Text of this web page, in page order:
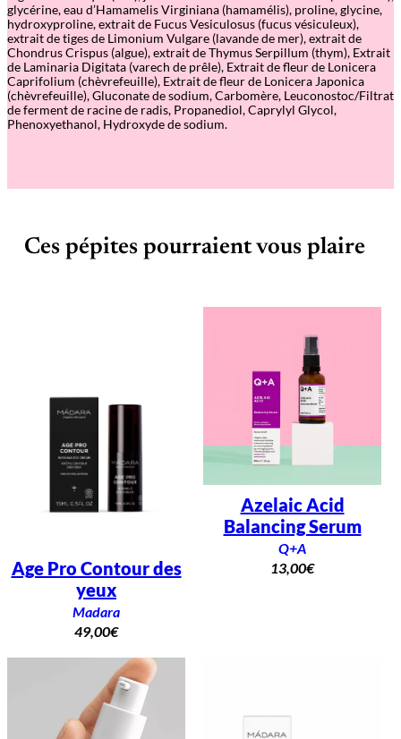
glycérine, eau d’Hamamelis Virginiana (hamamélis), proline, glycine,
hydroxyproline, extrait de Fucus Vesiculosus (fucus vésiculeux),
extrait de tiges de Limonium Vulgare (lavande de mer), extrait de
Chondrus Crispus (algue), extrait de Thymus Serpillum (thym), Extrait
de Laminaria Digitata (varech de prêle), Extrait de fleur de Lonicera
Caprifolium (chèvrefeuille), Extrait de fleur de Lonicera Japonica
(chèvrefeuille), Gluconate de sodium, Carbomère, Leuconostoc/Filtrat
de ferment de racine de radis, Propanediol, Caprylyl Glycol,
Phenoxyethanol, Hydroxyde de sodium.
Ces pépites pourraient vous plaire
Age Pro Contour des
yeux
Madara
49,00€
Azelaic Acid
Balancing Serum
Q+A
13,00€